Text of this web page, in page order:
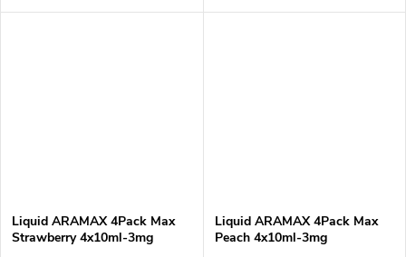
ovoce.
charakteristický svou svěžestí.
Liquid ARAMAX 4Pack Max
Strawberry 4x10ml-3mg
Liquid ARAMAX 4Pack Max
Peach 4x10ml-3mg